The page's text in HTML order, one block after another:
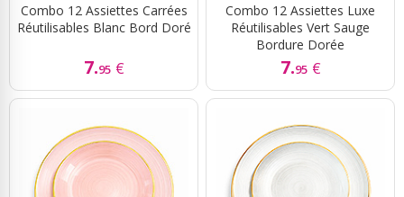
Combo 12 Assiettes Carrées
Réutilisables Blanc Bord Doré
7.95 €
Combo 12 Assiettes Luxe
Réutilisables Vert Sauge
Bordure Dorée
7.95 €